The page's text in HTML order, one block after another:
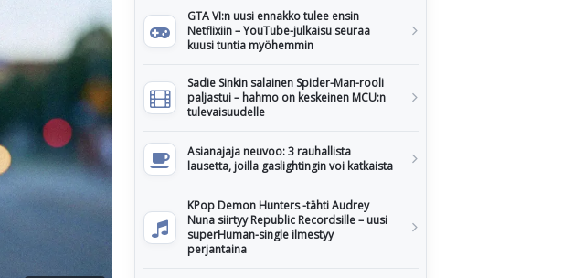
GTA VI:n uusi ennakko tulee ensin
Netflixiin – YouTube-julkaisu seuraa
kuusi tuntia myöhemmin
Sadie Sinkin salainen Spider-Man-rooli
paljastui – hahmo on keskeinen MCU:n
tulevaisuudelle
Asianajaja neuvoo: 3 rauhallista
lausetta, joilla gaslightingin voi katkaista
KPop Demon Hunters -tähti Audrey
Nuna siirtyy Republic Recordsille – uusi
superHuman-single ilmestyy
perjantaina